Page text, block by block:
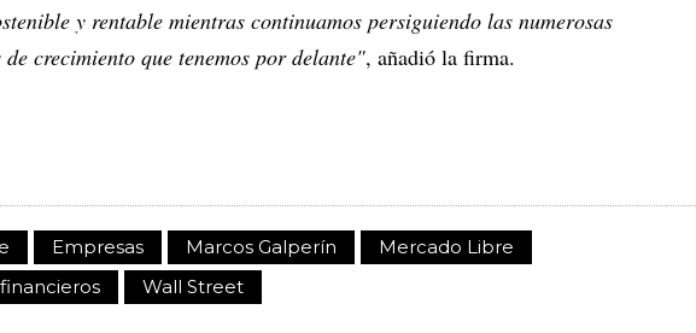
y rentable mientras continuamos persiguiendo las numerosas
crecimiento que tenemos por delante", añadió la firma.
Empresas Marcos Galperín
Mercado Libre
Wall Street